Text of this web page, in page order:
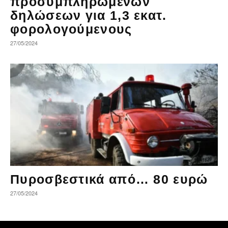
δηλώσεων για 1,3 εκατ.
φορολογούμενους
27/05/2024
Πυροσβεστικά από… 80 ευρώ
27/05/2024